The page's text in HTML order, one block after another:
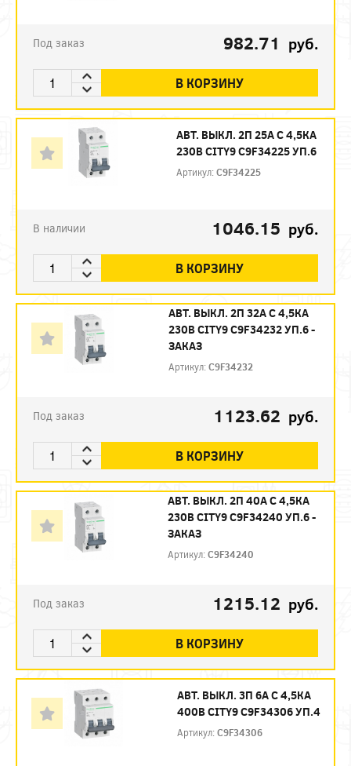
Под заказ 982.71 руб.
В КОРЗИНУ
АВТ. ВЫКЛ. 2П 25А С 4,5КА
230В CITY9 C9F34225 УП.6
Артикул:C9F34225
В наличии 1046.15 руб.
В КОРЗИНУ
АВТ. ВЫКЛ. 2П 32А С 4,5КА
230В CITY9 C9F34232 УП.6 -
ЗАКАЗ
Артикул:C9F34232
Под заказ 1123.62 руб.
В КОРЗИНУ
АВТ. ВЫКЛ. 2П 40А С 4,5КА
230В CITY9 C9F34240 УП.6 -
ЗАКАЗ
Артикул:C9F34240
Под заказ 1215.12 руб.
В КОРЗИНУ
АВТ. ВЫКЛ. 3П 6A C 4,5КА
400В CITY9 C9F34306 УП.4
Артикул:C9F34306